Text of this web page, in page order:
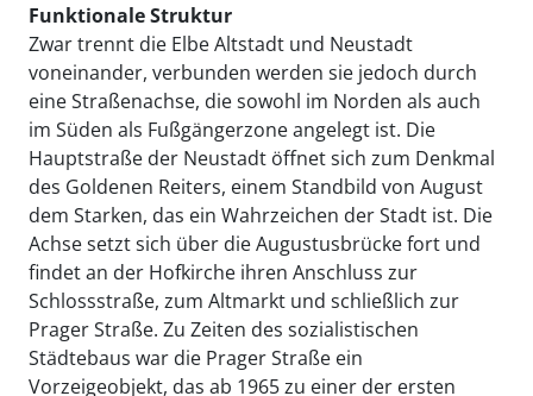
Funktionale Struktur
Zwar trennt die Elbe Altstadt und Neustadt
voneinander, verbunden werden sie jedoch durch
eine Straßenachse, die sowohl im Norden als auch
im Süden als Fußgängerzone angelegt ist. Die
Hauptstraße der Neustadt öffnet sich zum Denkmal
des Goldenen Reiters, einem Standbild von August
dem Starken, das ein Wahrzeichen der Stadt ist. Die
Achse setzt sich über die Augustusbrücke fort und
findet an der Hofkirche ihren Anschluss zur
Schlossstraße, zum Altmarkt und schließlich zur
Prager Straße. Zu Zeiten des sozialistischen
Städtebaus war die Prager Straße ein
Vorzeigeobjekt, das ab 1965 zu einer der ersten